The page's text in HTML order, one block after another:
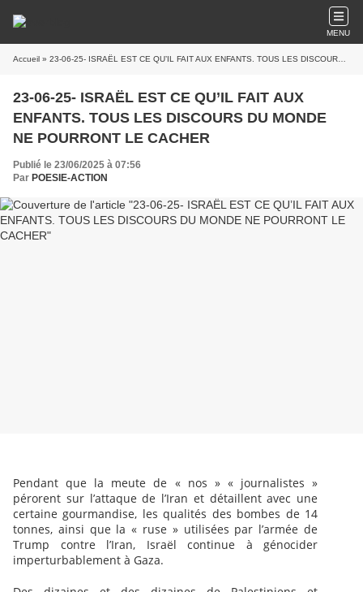
MENU
Accueil » 23-06-25- ISRAËL EST CE QU’IL FAIT AUX ENFANTS. TOUS LES DISCOURS DU MONDE NE POURRONT LE CACHER
23-06-25- ISRAËL EST CE QU’IL FAIT AUX
ENFANTS. TOUS LES DISCOURS DU MONDE
NE POURRONT LE CACHER
Publié le 23/06/2025 à 07:56
Par POESIE-ACTION
Pendant que la meute de « nos » « journalistes »
pérorent sur l’attaque de l’Iran et détaillent avec une
certaine gourmandise, les qualités des bombes de 14
tonnes, ainsi que la « ruse » utilisées par l’armée de
Trump contre l’Iran, Israël continue à génocider
imperturbablement à Gaza.